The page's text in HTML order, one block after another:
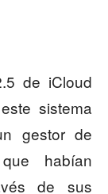
de iCloud
sistema
gestor de
habían
de sus